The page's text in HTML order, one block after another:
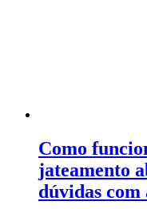
Como
jateamento
dúvidas